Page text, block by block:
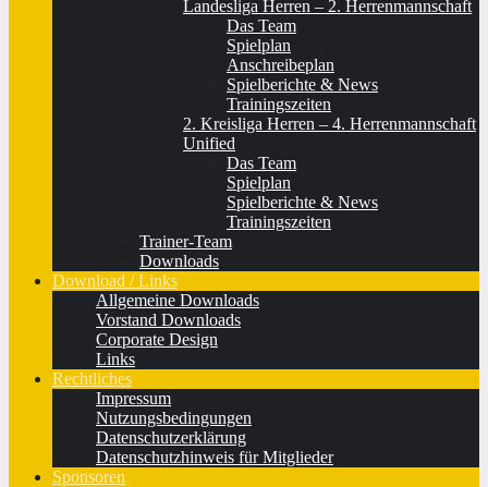
Landesliga Herren – 2. Herrenmannschaft
Das Team
Spielplan
Anschreibeplan
Spielberichte & News
Trainingszeiten
2. Kreisliga Herren – 4. Herrenmannschaft
Unified
Das Team
Spielplan
Spielberichte & News
Trainingszeiten
Trainer-Team
Downloads
Download / Links
Allgemeine Downloads
Vorstand Downloads
Corporate Design
Links
Rechtliches
Impressum
Nutzungsbedingungen
Datenschutzerklärung
Datenschutzhinweis für Mitglieder
Sponsoren